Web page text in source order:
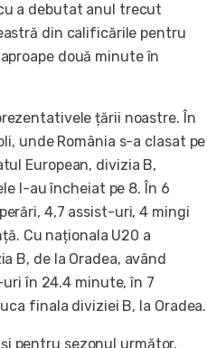
a debutat anul trecut
din calificările pentru
două minute în
țării noastre. În
unde România s-a clasat pe
European, divizia B,
l-au încheiat pe 8. În 6
4,7 assist-uri, 4 mingi
Cu naționala U20 a
B, de la Oradea, având
în 24.4 minute, în 7
finala diviziei B, la Oradea.
pentru sezonul următor,